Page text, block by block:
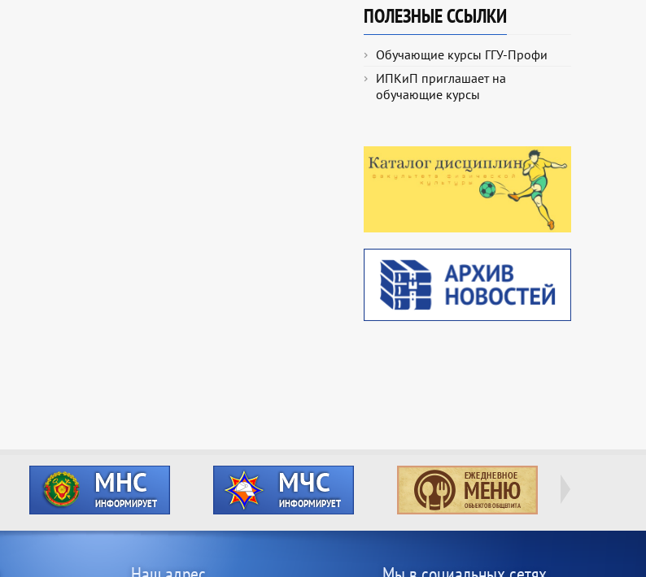
ПОЛЕЗНЫЕ ССЫЛКИ
Обучающие курсы ГГУ-Профи
ИПКиП приглашает на
обучающие курсы